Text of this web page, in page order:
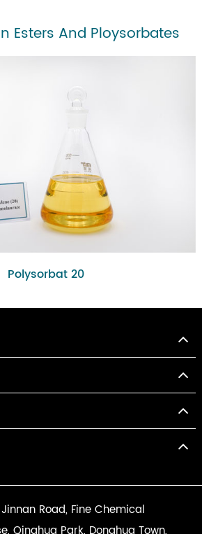
Esters And Ploysorbates
Polysorbat 20
Road, Fine Chemical